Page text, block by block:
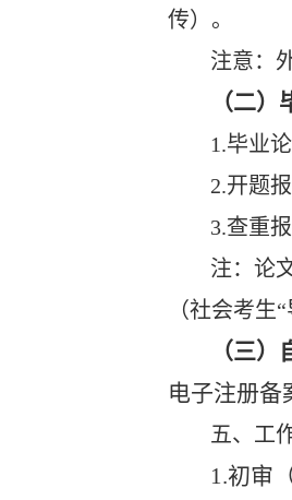
传）。
注意：
（二
1.毕业
2.开题
3.查重
注：论
（社会考生
（三
电子注册备
五、工
1.初审